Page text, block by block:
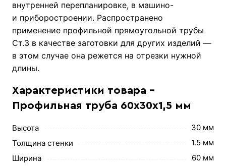
внутренней перепланировке, в машино-
и приборостроении. Распространено
применение профильной прямоугольной трубы
Ст.3 в качестве заготовки для других изделий —
в этом случае она режется на отрезки нужной
длины.
Характеристики товара -
Профильная труба 60х30х1,5 мм
Высота
30 мм
Толщина стенки
1.5 мм
Ширина
60 мм